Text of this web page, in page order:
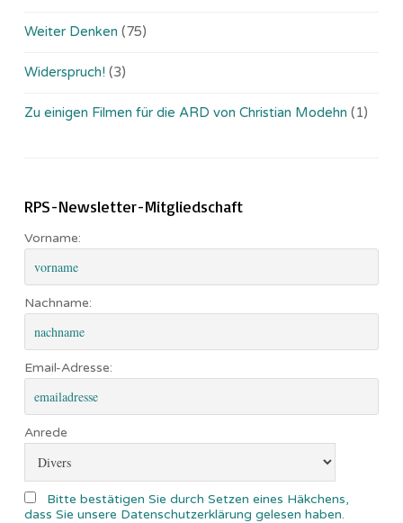
Weiter Denken (75)
Widerspruch! (3)
Zu einigen Filmen für die ARD von Christian Modehn (1)
RPS-Newsletter-Mitgliedschaft
Vorname:
Nachname:
Email-Adresse:
Anrede
Bitte bestätigen Sie durch Setzen eines Häkchens,
dass Sie unsere Datenschutzerklärung gelesen haben.